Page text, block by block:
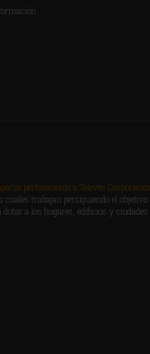
perteneciente a Televés
cuales trabajan persiguiendo el
dotar a los hogares, edificios y